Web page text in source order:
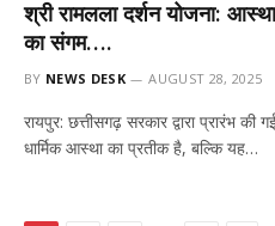
श्री रामलला दर्शन योजना:
का संगम….
BY NEWS DESK AUGUST 28, 2025
रायपुर: छत्तीसगढ़ सरकार द्वारा प्रारंभ
धार्मिक आस्था का प्रतीक है, बल्कि यह…